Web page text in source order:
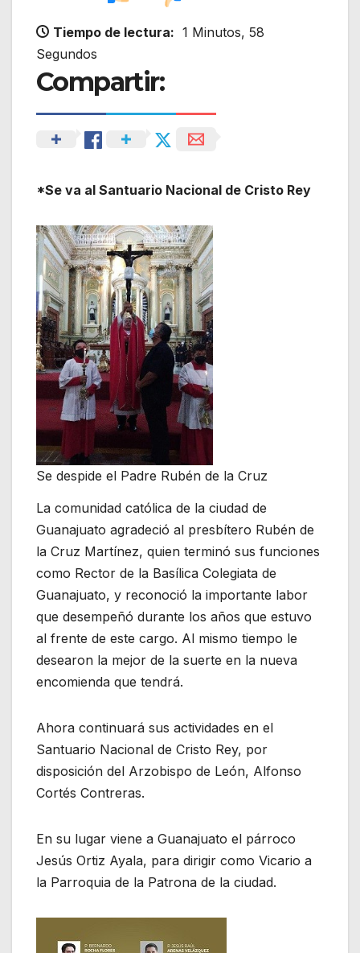
Tiempo de lectura: 1 Minutos, 58
Segundos
Compartir:
*Se va al Santuario Nacional de Cristo Rey
Se despide el Padre Rubén de la Cruz
La comunidad católica de la ciudad de
Guanajuato agradeció al presbítero Rubén de
la Cruz Martínez, quien terminó sus funciones
como Rector de la Basílica Colegiata de
Guanajuato, y reconoció la importante labor
que desempeñó durante los años que estuvo
al frente de este cargo. Al mismo tiempo le
desearon la mejor de la suerte en la nueva
encomienda que tendrá.
Ahora continuará sus actividades en el
Santuario Nacional de Cristo Rey, por
disposición del Arzobispo de León, Alfonso
Cortés Contreras.
En su lugar viene a Guanajuato el párroco
Jesús Ortiz Ayala, para dirigir como Vicario a
la Parroquia de la Patrona de la ciudad.